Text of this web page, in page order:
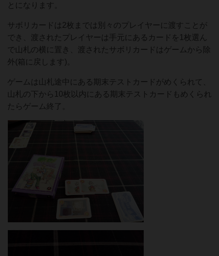
とになります。
サボリカードは2枚までは別々のプレイヤーに渡すことが
でき、渡されたプレイヤーは手元にあるカードを1枚選ん
で山札の横に置き、渡されたサボリカードはゲームから除
外(箱に戻します)。
ゲームは山札途中にある期末テストカードがめくられて、
山札の下から10枚以内にある期末テストカードもめくられ
たらゲーム終了。